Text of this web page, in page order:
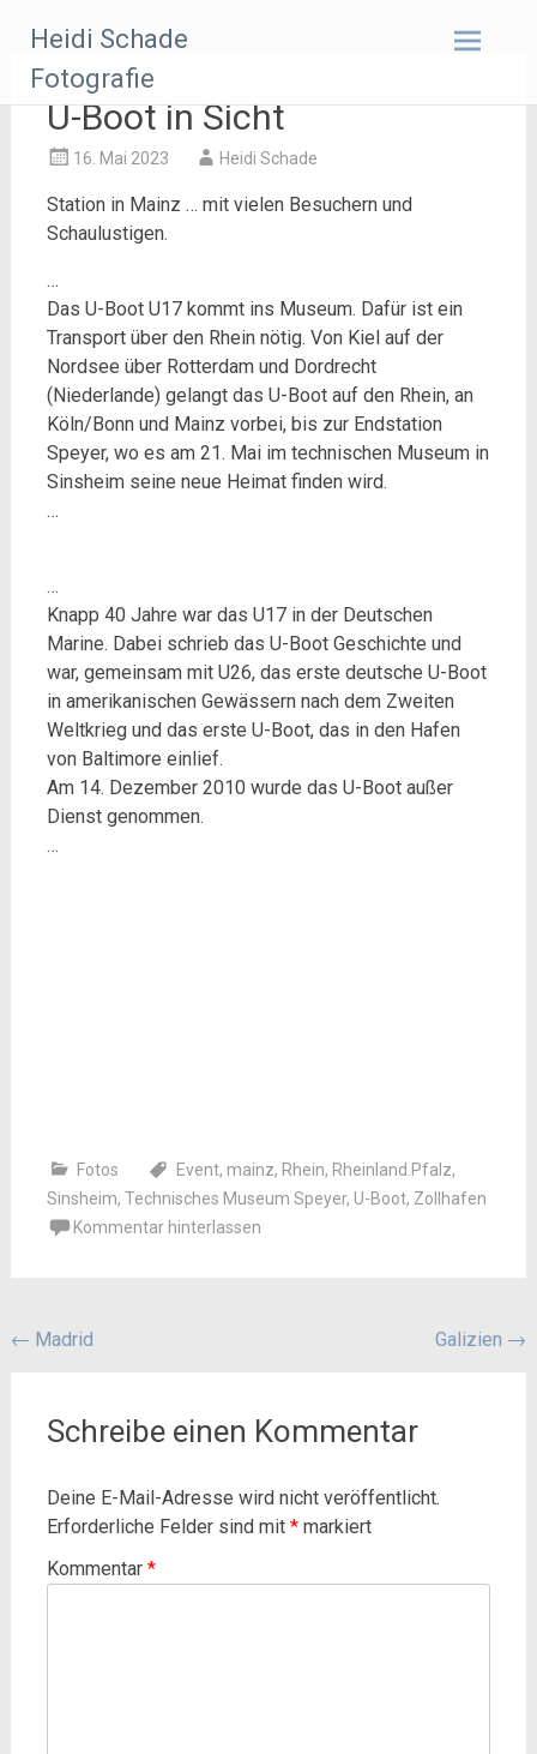
Inhalt
springen
Heidi Schade
Fotografie
U-Boot in Sicht
16. Mai 2023 Heidi Schade
Station in Mainz … mit vielen Besuchern und
Schaulustigen.
…
Das U-Boot U17 kommt ins Museum. Dafür ist ein
Transport über den Rhein nötig. Von Kiel auf der
Nordsee über Rotterdam und Dordrecht
(Niederlande) gelangt das U-Boot auf den Rhein, an
Köln/Bonn und Mainz vorbei, bis zur Endstation
Speyer, wo es am 21. Mai im technischen Museum in
Sinsheim seine neue Heimat finden wird.
…
…
Knapp 40 Jahre war das U17 in der Deutschen
Marine. Dabei schrieb das U-Boot Geschichte und
war, gemeinsam mit U26, das erste deutsche U-Boot
in amerikanischen Gewässern nach dem Zweiten
Weltkrieg und das erste U-Boot, das in den Hafen
von Baltimore einlief.
Am 14. Dezember 2010 wurde das U-Boot außer
Dienst genommen.
…
Fotos Event, mainz, Rhein, Rheinland.Pfalz,
Sinsheim, Technisches Museum Speyer, U-Boot, Zollhafen
Kommentar hinterlassen
Beitragsnavigation
← Madrid Galizien →
Schreibe einen Kommentar
Deine E-Mail-Adresse wird nicht veröffentlicht.
Erforderliche Felder sind mit *markiert
Kommentar *